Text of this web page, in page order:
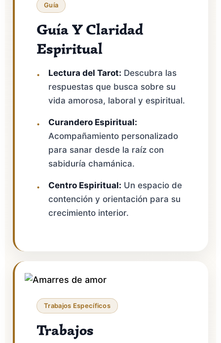
Guía
Guía Y Claridad
Espiritual
Lectura del Tarot: Descubra las
respuestas que busca sobre su
vida amorosa, laboral y espiritual.
Curandero Espiritual:
Acompañamiento personalizado
para sanar desde la raíz con
sabiduría chamánica.
Centro Espiritual: Un espacio de
contención y orientación para su
crecimiento interior.
Trabajos Específicos
Trabajos